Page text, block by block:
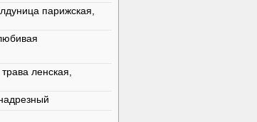
парижская,
ленская,